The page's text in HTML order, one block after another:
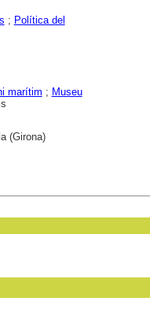
; Política del
marítim ; Museu
(Girona)